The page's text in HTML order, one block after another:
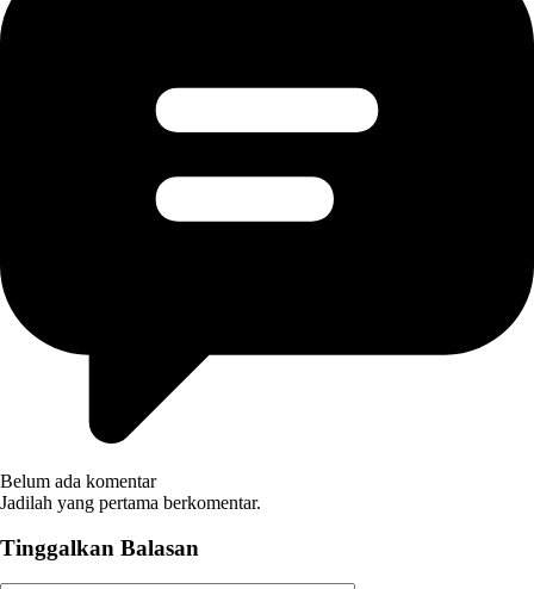
Belum ada komentar
Jadilah yang pertama berkomentar.
Tinggalkan Balasan